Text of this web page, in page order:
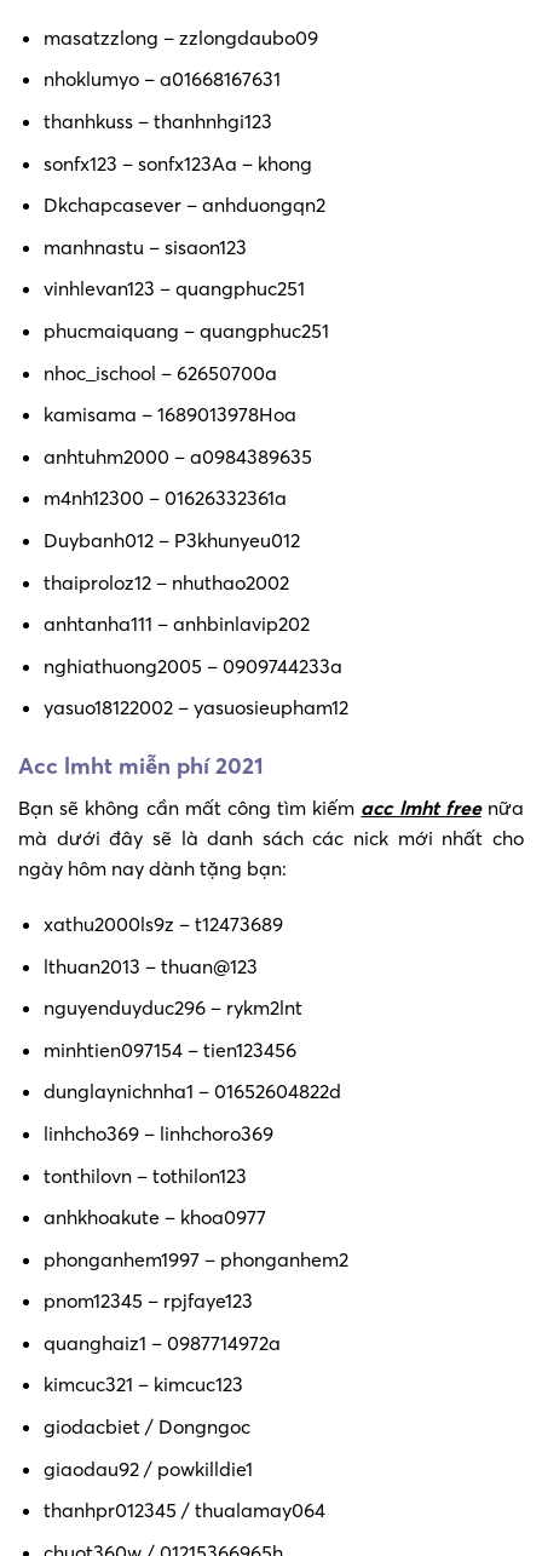
masatzzlong – zzlongdaubo09
nhoklumyo – a01668167631
thanhkuss – thanhnhgi123
sonfx123 – sonfx123Aa – khong
Dkchapcasever – anhduongqn2
manhnastu – sisaon123
vinhlevan123 – quangphuc251
phucmaiquang – quangphuc251
nhoc_ischool – 62650700a
kamisama – 1689013978Hoa
anhtuhm2000 – a0984389635
m4nh12300 – 01626332361a
Duybanh012 – P3khunyeu012
thaiproloz12 – nhuthao2002
anhtanha111 – anhbinlavip202
nghiathuong2005 – 0909744233a
yasuo18122002 – yasuosieupham12
Acc lmht miễn phí 2021
Bạn sẽ không cần mất công tìm kiếm acc lmht freenữa
mà dưới đây sẽ là danh sách các nick mới nhất cho
ngày hôm nay dành tặng bạn:
xathu2000ls9z – t12473689
lthuan2013 – thuan@123
nguyenduyduc296 – rykm2lnt
minhtien097154 – tien123456
dunglaynichnha1 – 01652604822d
linhcho369 – linhchoro369
tonthilovn – tothilon123
anhkhoakute – khoa0977
phonganhem1997 – phonganhem2
pnom12345 – rpjfaye123
quanghaiz1 – 0987714972a
kimcuc321 – kimcuc123
giodacbiet / Dongngoc
giaodau92 / powkilldie1
thanhpr012345 / thualamay064